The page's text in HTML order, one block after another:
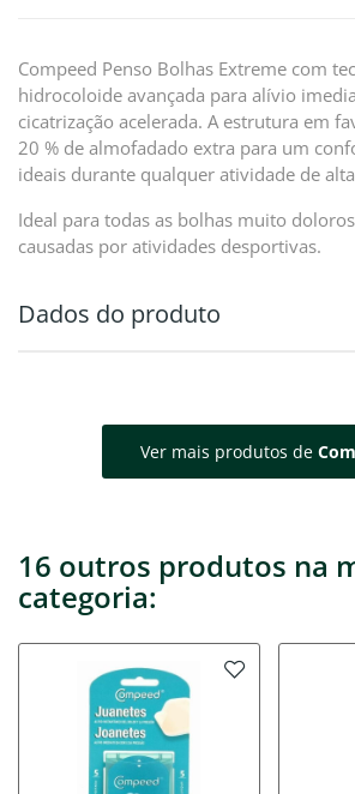
Compeed Penso Bolhas Extreme com
hidrocoloide avançada para alívio
cicatrização acelerada. A estrutura em
20 % de almofadado extra para um
ideais durante qualquer atividade de
Ideal para todas as bolhas muito
causadas por atividades desportivas.
Dados do produto
Ver mais produtos de
16 outros produtos na
categoria: